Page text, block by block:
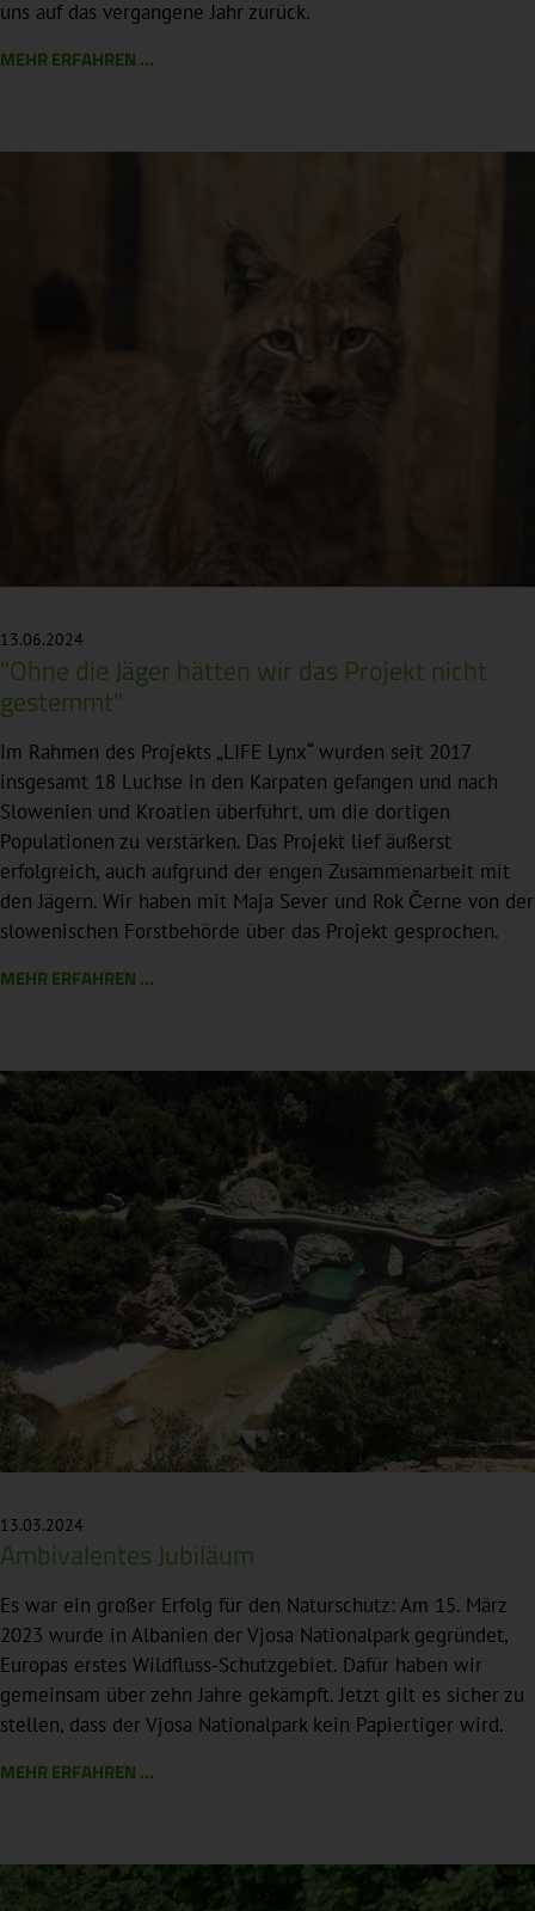
uns auf das vergangene Jahr zurück.
MEHR ERFAHREN ...
13.06.2024
"Ohne die Jäger hätten wir das Projekt nicht
gestemmt"
Im Rahmen des Projekts „LIFE Lynx“ wurden seit 2017
insgesamt 18 Luchse in den Karpaten gefangen und nach
Slowenien und Kroatien überführt, um die dortigen
Populationen zu verstärken. Das Projekt lief äußerst
erfolgreich, auch aufgrund der engen Zusammenarbeit mit
den Jägern. Wir haben mit Maja Sever und Rok Černe von der
slowenischen Forstbehörde über das Projekt gesprochen.
MEHR ERFAHREN ...
13.03.2024
Ambivalentes Jubiläum
Es war ein großer Erfolg für den Naturschutz: Am 15. März
2023 wurde in Albanien der Vjosa Nationalpark gegründet,
Europas erstes Wildfluss-Schutzgebiet. Dafür haben wir
gemeinsam über zehn Jahre gekämpft. Jetzt gilt es sicher zu
stellen, dass der Vjosa Nationalpark kein Papiertiger wird.
MEHR ERFAHREN ...